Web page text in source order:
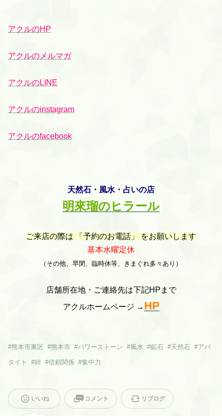
アクルのHP
アクルのメルマガ
アクルのLINE
アクルのinstagram
アクルのfacebook
天然石・風水・占いの店
明來瑠のヒラール
ご来店の際は 「予約のお電話」 をお願いします
基本水曜定休
（その他、早閉、臨時休等、きまぐれ多々あり）
店舗所在地・ご連絡先は下記HPまで
アクルホームページ → HP
#熊本市東区 #熊本市 #パワーストーン #風水 #鉱石 #天然石 #アパ
タイト #絆 #信頼関係 #集中力
いいね コメント リブログ